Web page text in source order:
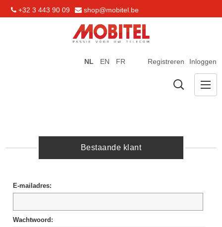
+32 3 443 90 09 shop@mobitel.be
Registreren Inloggen
NL EN FR
Bestaande klant
E-mailadres:
Wachtwoord: